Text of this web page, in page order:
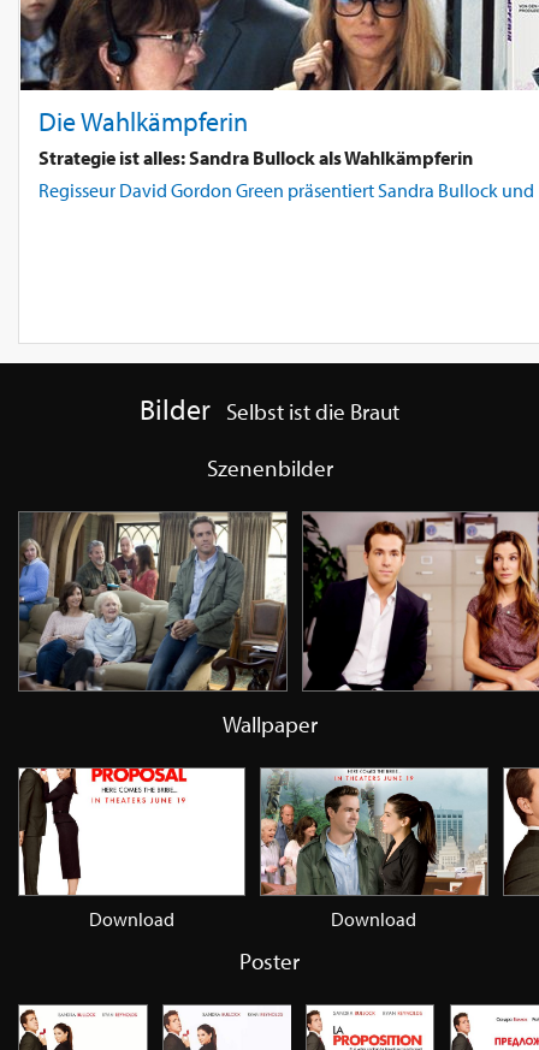
Die Wahlkämpferin
Strategie ist alles: Sandra Bullock als Wahlkämpferin
Regisseur David Gordon Green präsentiert Sandra Bullock
Bilder Selbst ist die Braut
Szenenbilder
Wallpaper
Download Download
Poster